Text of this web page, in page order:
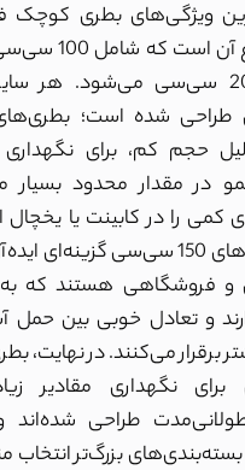
ویژگی‌های بطری کوچک
سی‌سی و 200 سی‌سی می‌شود. هر
حجم کم، برای نگهداری
در مقدار محدود بسیار
را در کابینت یا یخچال
می‌کنند. بطری‌های 150 سی‌سی گزینه‌ای
و فروشگاهی هستند که
و تعادل خوبی بین حمل
برقرار می‌کنند. در نهایت،
برای نگهداری مقادیر
طراحی شده‌اند
بزرگ‌تر انتخاب